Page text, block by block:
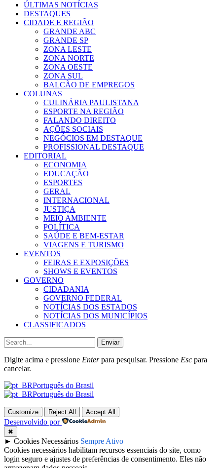
ÚLTIMAS NOTÍCIAS
DESTAQUES
CIDADE E REGIÃO
GRANDE ABC
GRANDE SP
ZONA LESTE
ZONA NORTE
ZONA OESTE
ZONA SUL
BALCÃO DE EMPREGOS
COLUNAS
CULINÁRIA PAULISTANA
ESPORTE NA REGIÃO
FALANDO DIREITO
AÇÕES SOCIAIS
NEGÓCIOS EM DESTAQUE
PROFISSIONAL DESTAQUE
EDITORIAL
ECONOMIA
EDUCAÇÃO
ESPORTES
GERAL
INTERNACIONAL
JUSTIÇA
MEIO AMBIENTE
POLÍTICA
SAÚDE E BEM-ESTAR
VIAGENS E TURISMO
EVENTOS
FEIRAS E EXPOSIÇÕES
SHOWS E EVENTOS
GOVERNO
CIDADANIA
GOVERNO FEDERAL
NOTÍCIAS DOS ESTADOS
NOTÍCIAS DOS MUNICÍPIOS
CLASSIFICADOS
Enviar
Digite acima e pressione Enterpara pesquisar. Pressione Esc para
cancelar.
Português do Brasil
Português do Brasil
Customize Reject All Accept All
Desenvolvido por
✖
► Cookies Necessários Sempre Ativo
Cookies necessários habilitam recursos essenciais do site, como
login seguro e ajustes de preferências de consentimento. Eles não